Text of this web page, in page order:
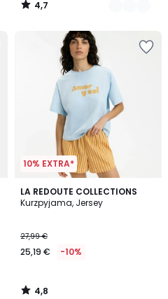
4,7
/
10% EXTRA*
LA REDOUTE COLLECTIONS
Kurzpyjama, Jersey
27,99 €
25,19 € -10%
4,8
/ 5
4,8
/